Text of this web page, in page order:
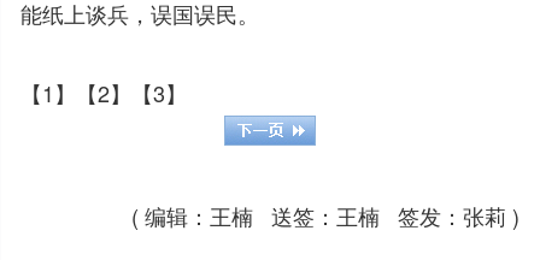
能纸上谈兵，误国误民。
【1】 【2】 【3】
( 编辑：王楠 送签：王楠 签发：张莉 )